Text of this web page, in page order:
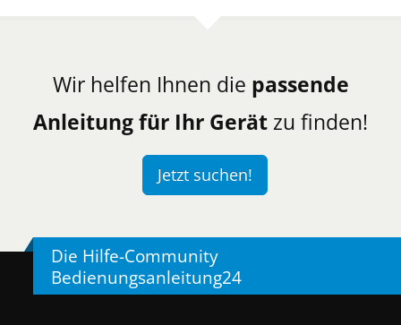
Wir helfen Ihnen die passende
Anleitung für Ihr Gerät zu finden!
Jetzt suchen!
Die Hilfe-Community
Bedienungsanleitung24